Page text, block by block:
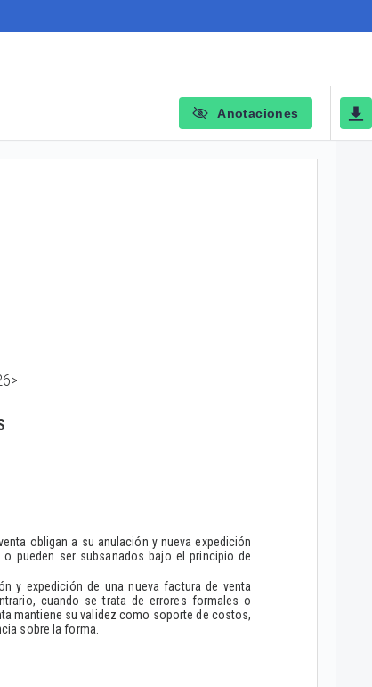
Anotaciones
obligan a su anulación y nueva expedición
pueden ser subsanados bajo el principio de
y expedición de una nueva factura de venta
cuando se trata de errores formales o
mantiene su validez como soporte de costos,
sobre la forma.